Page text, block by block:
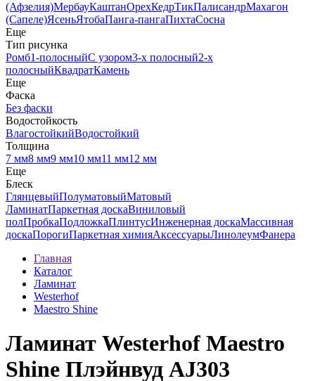
(Афзелия)МербауКаштанОрехКедрТикПалисандрМахагон
(Сапеле)ЯсеньЯтобаПанга-пангаПихтаСосна
Еще
Тип рисунка
Ромб1-полосныйС узором3-х полосный2-х
полосныйКвадратКамень
Еще
Фаска
Без фаски
Водостойкость
ВлагостойкийВодостойкий
Толщина
7 мм8 мм9 мм10 мм11 мм12 мм
Еще
Блеск
ГлянцевыйПолуматовыйМатовый
ЛаминатПаркетная доскаВиниловый
полПробкаПодложкаПлинтусИнженерная доскаМассивная
доскаПорогиПаркетная химияАксессуарыЛинолеумФанера
Главная
Каталог
Ламинат
Westerhof
Maestro Shine
Ламинат Westerhof Maestro
Shine Плэйнвуд AJ303